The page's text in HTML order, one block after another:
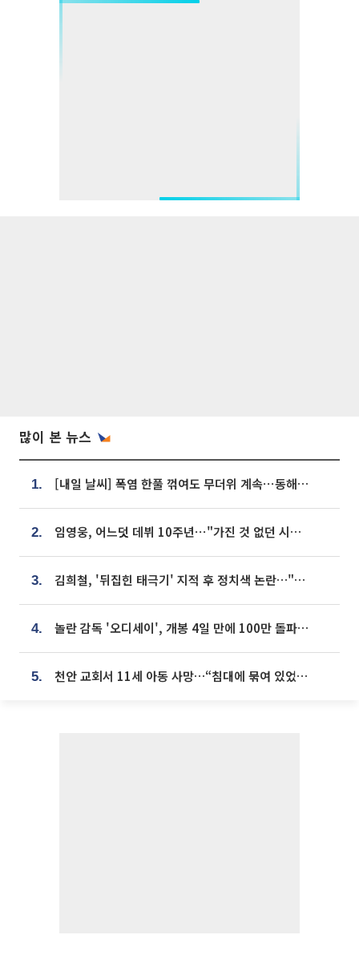
많이 본 뉴스
1. [내일 날씨] 폭염 한풀 꺾여도 무더위 계속⋯동해안 이틀 연속 비
2. 임영웅, 어느덧 데뷔 10주년⋯"가진 것 없던 시절, 내 앞엔 20명의 팬뿐"
3. 김희철, '뒤집힌 태극기' 지적 후 정치색 논란…"좌우 떠나 우리나라 국기"
4. 놀란 감독 '오디세이', 개봉 4일 만에 100만 돌파⋯'왕사남' 보다 빠르다
5. 천안 교회서 11세 아동 사망…“침대에 묶여 있었다” 진술 확보